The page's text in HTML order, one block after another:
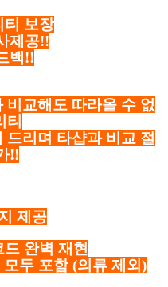
티 보장
제공!!
백!!
비교해도 따라올 수 없
티
드리며 타샵과 비교 절
!!
제공
완벽 재현
모두 포함 (의류 제외)